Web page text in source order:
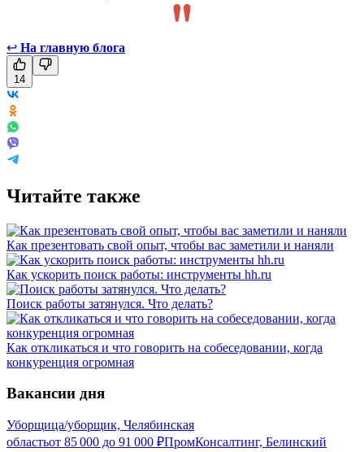
↩ На главную блога
14
Читайте также
Как презентовать свой опыт, чтобы вас заметили и наняли
Как ускорить поиск работы: инструменты hh.ru
Поиск работы затянулся. Что делать?
Как откликаться и что говорить на собеседовании, когда
конкуренция огромная
Вакансии дня
Уборщица/уборщик, Челябинская
областьот 85 000 до 91 000 ₽ПромКонсалтинг, Белинский